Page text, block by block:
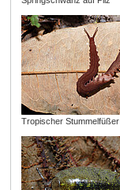
Tropischer Stummelfüßer